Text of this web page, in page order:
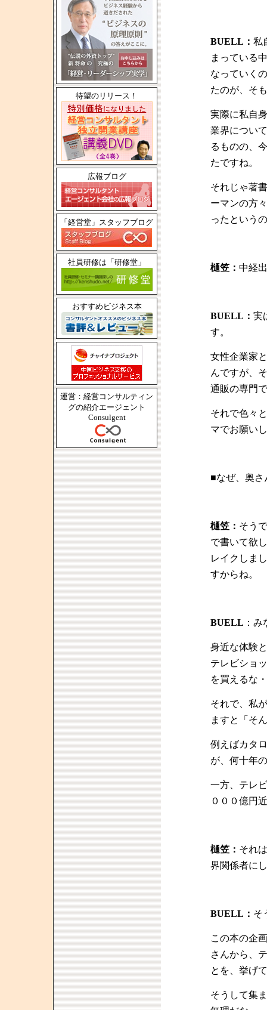
待望のリリース！
広報ブログ
「経営堂」スタッフブログ
社員研修は「研修堂」
おすすめビジネス本
運営：経営コンサルティン
グの紹介エージェント
Consulgent
BUELL： 私
まっている
なっていく
たのが、そ
実際に私自
業界につい
るものの、
たですね。
それじゃ著
ーマンの方
ったという
樋笠： 中経
BUELL： 実
す。
女性企業家
んですが、
通販の専門
それで色々
マでお願い
■なぜ、奥さ
樋笠： そう
で書いて欲
レイクしま
すからね。
BUELL ：
身近な体験
テレビショ
を買えるな
それで、私
ますと「そ
例えばカタ
が、何十年
一方、テレ
０００億円
樋笠： それ
界関係者に
BUELL： そ
この本の企
さんから、
とを、挙げ
そうして集